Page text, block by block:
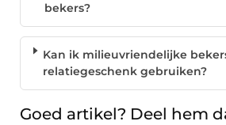
bekers?
Kan ik milieuvriendelijke
relatiegeschenk gebruiken?
Goed artikel? Deel hem